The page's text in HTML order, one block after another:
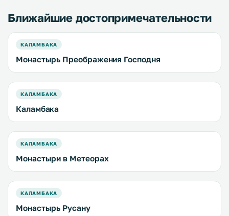
Ближайшие достопримечательности
КАЛАМБАКА
Монастырь Преображения Господня
КАЛАМБАКА
Каламбака
КАЛАМБАКА
Монастыри в Метеорах
КАЛАМБАКА
Монастырь Русану